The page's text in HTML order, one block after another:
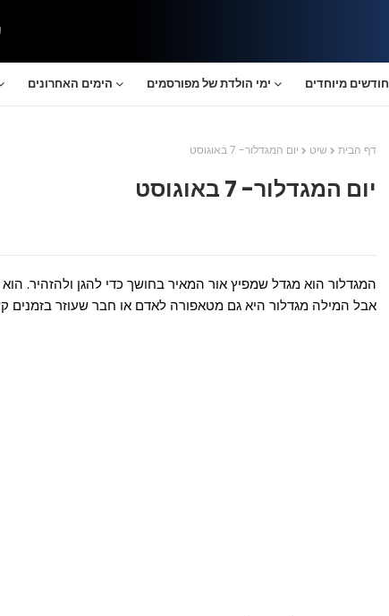
הימים האחרונים ימי הולדת של מפורסמים חודשים מיוחדים
דף הבית שיט יום המגדלור- 7 באוגוסט
יום המגדלור- 7 באוגוסט
המגדלור הוא מגדל שמפיץ אור המאיר בחושך כדי להגן ולהזהיר. הוא
אבל המילה מגדלור היא גם מטאפורה לאדם או חבר שעוזר בזמנים